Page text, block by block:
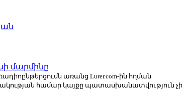
մարմինը
առանց Lurer.com-ին հղման
համար կայքը պատասխանատվություն չի